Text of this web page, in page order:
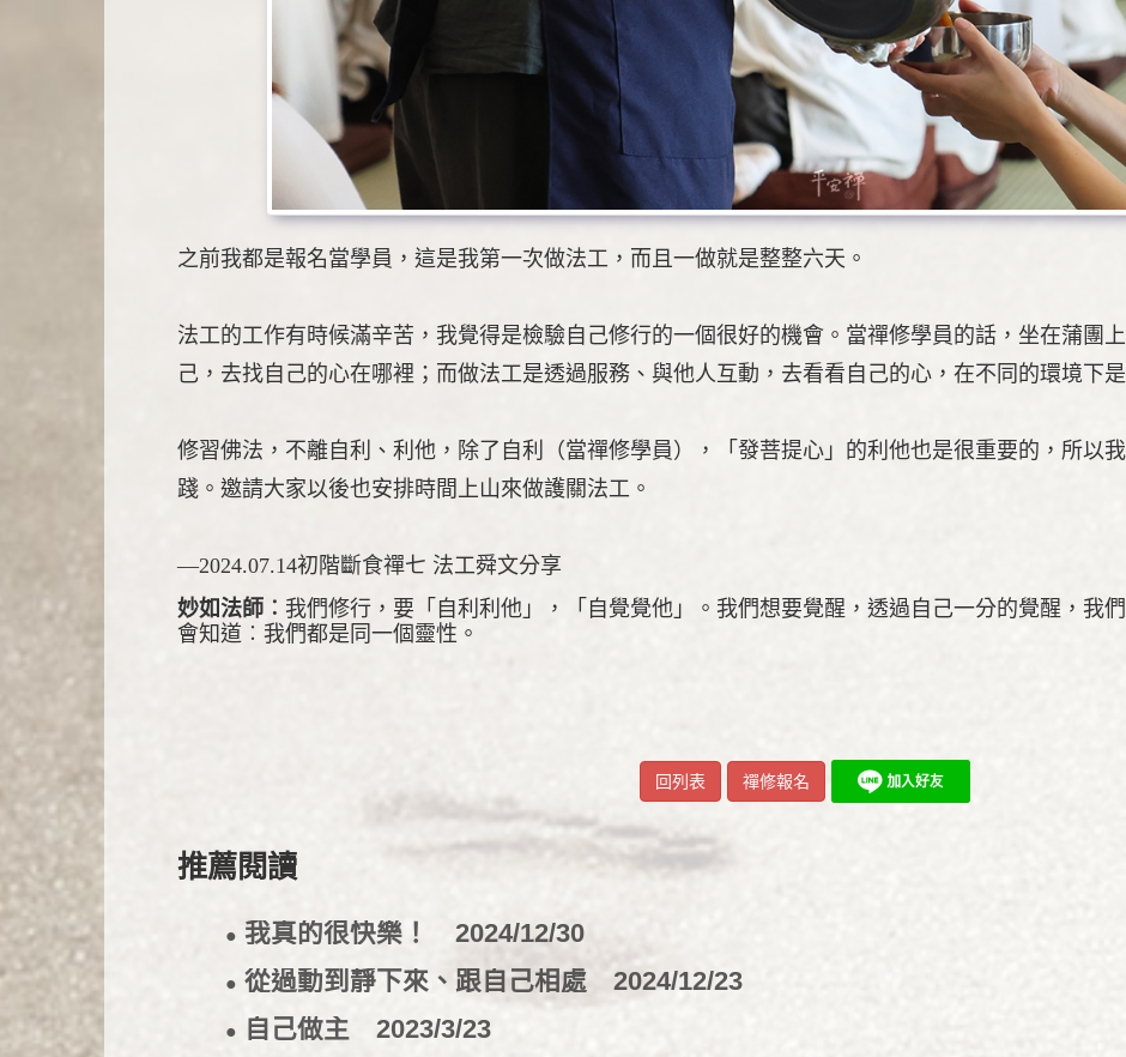
之前我都是報名當學員，這是我第一次做法工，而且一做就是整整六天。
法工的工作有時候滿辛苦，我覺得是檢驗自己修行的一個很好的機會。當禪修學員的話，坐在蒲團
己，去找自己的心在哪裡；而做法工是透過服務、與他人互動，去看看自己的心，在不同的環境下
修習佛法，不離自利、利他，除了自利（當禪修學員），「發菩提心」的利他也是很重要的，所以
踐。邀請大家以後也安排時間上山來做護關法工。
—2024.07.14初階斷食禪七 法工舜文分享
妙如法師︰ 我們修行，要「自利利他」，「自覺覺他」。我們想要覺醒，透過自己一分的覺醒，我
會知道︰我們都是同一個靈性。
回列表 禪修報名
推薦閱讀
● 我真的很快樂！ 2024/12/30
● 從過動到靜下來、跟自己相處 2024/12/23
● 自己做主 2023/3/23